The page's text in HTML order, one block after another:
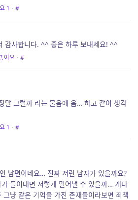
1 · #
감사합니다. ^^ 좋은 하루 보내세요! ^^
아요 · #
말 그럴까 라는 물음에 음… 하고 같이 생각
1 · #
남편이네요… 진짜 저런 남자가 있을까요?
들이대면 저렇게 밀어낼 수 있을까… 게다
그냥 같은 기억을 가진 존재들이라보면 죄책